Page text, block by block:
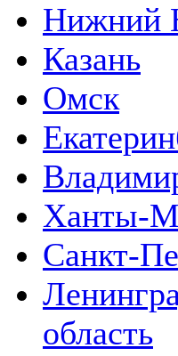
Нижний
Казань
Омск
Ханты-
Санкт-
область